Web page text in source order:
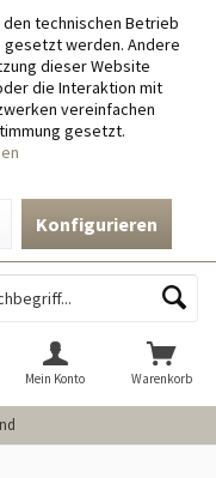
technischen Betrieb
werden. Andere
dieser Website
die Interaktion mit
vereinfachen
gesetzt.
Konfigurieren
Warenkorb
Mein Konto